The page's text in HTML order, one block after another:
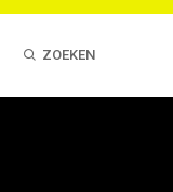
ZOEKEN